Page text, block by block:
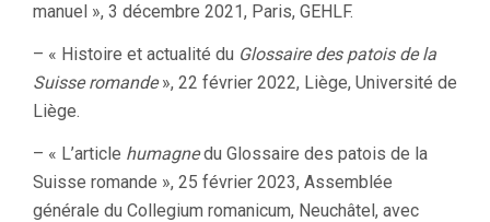
manuel », 3 décembre 2021, Paris, GEHLF.
– « Histoire et actualité du Glossaire des patois de la
Suisse romande», 22 février 2022, Liège, Université de
Liège.
– « L’article humagnedu Glossaire des patois de la
Suisse romande », 25 février 2023, Assemblée
générale du Collegium romanicum, Neuchâtel, avec